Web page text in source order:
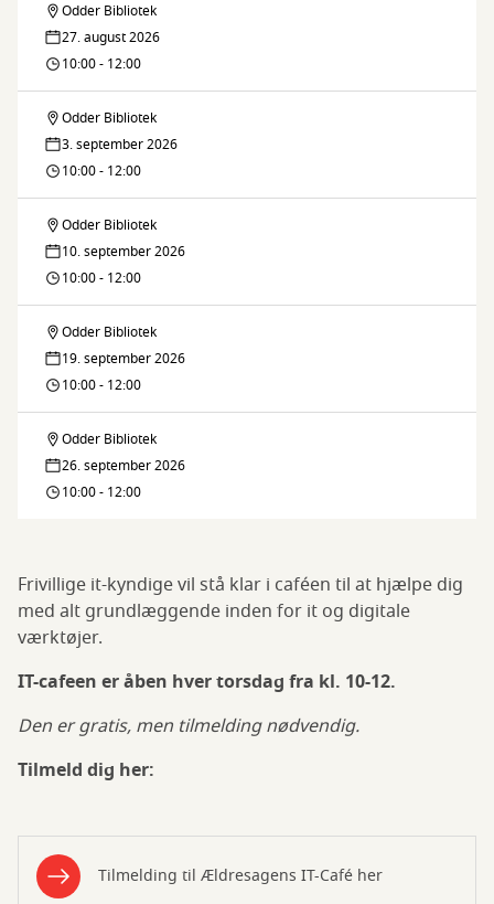
Ældresagens
IT-
Odder Bibliotek
27. august 2026
10:00 - 12:00
Ældresagens
IT-
Odder Bibliotek
3. september 2026
10:00 - 12:00
Ældresagens
IT-
Odder Bibliotek
10. september 2026
10:00 - 12:00
Ældresagens
IT-
Odder Bibliotek
19. september 2026
10:00 - 12:00
Ældresagens
IT-
Odder Bibliotek
26. september 2026
10:00 - 12:00
Frivillige it-kyndige vil stå klar i caféen til at hjælpe dig
med alt grundlæggende inden for it og digitale
værktøjer.
IT-cafeen er åben hver torsdag fra kl. 10-12.
Den er gratis, men tilmelding nødvendig.
Tilmeld dig her:
Tilmelding til Ældresagens IT-Café her